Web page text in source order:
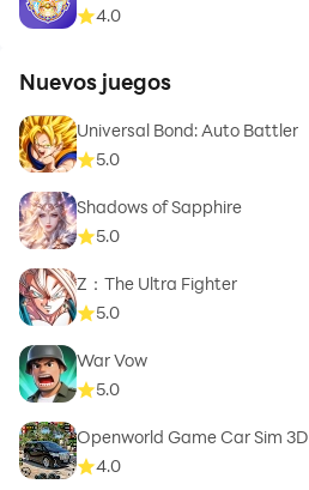
4.0
Nuevos juegos
Universal Bond: Auto Battler
5.0
Shadows of Sapphire
5.0
Z：The Ultra Fighter
5.0
War Vow
5.0
Openworld Game Car Sim 3D
4.0